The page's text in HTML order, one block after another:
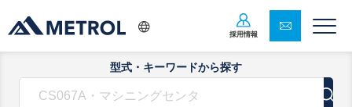
採用情報
型式・キーワードから探す